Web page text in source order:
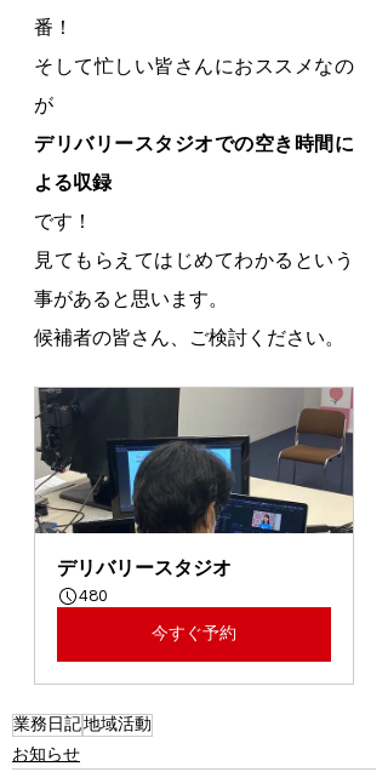
番！
そして忙しい皆さんにおススメなの
が
デリバリースタジオでの空き時間に
よる収録
です！
見てもらえてはじめてわかるという
事があると思います。
候補者の皆さん、ご検討ください。
デリバリースタジオ
480
今すぐ予約
業務日記地域活動
お知らせ